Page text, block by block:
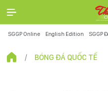
SGGP Online English Edition SGGP
BÓNG ĐÁ QUỐC TẾ